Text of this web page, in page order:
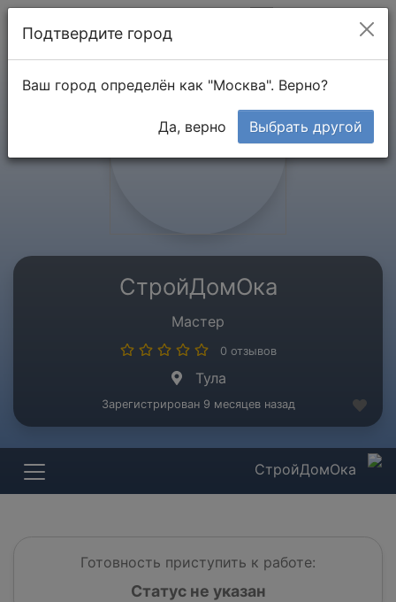
СтройДомОка
Мастер
0 отзывов
Тула
Зарегистрирован 9 месяцев назад
СтройДомОка
Готовность приступить к работе:
Статус не указан
Подтвердите город
Ваш город определён как "Москва". Верно?
Да, верно Выбрать другой